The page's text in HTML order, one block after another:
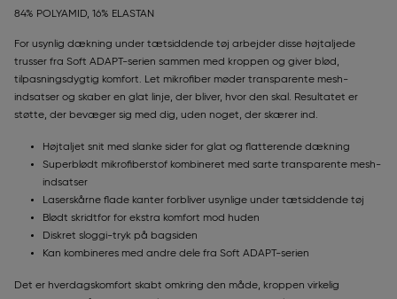
84% POLYAMID, 16% ELASTAN
For usynlig dækning under tætsiddende tøj arbejder disse højtaljede
trusser fra Soft ADAPT-serien sammen med kroppen og giver blød,
tilpasningsdygtig komfort. Let mikrofiber møder transparente mesh-
indsatser og skaber en glat linje, der bliver, hvor den skal. Resultatet er
støtte, der bevæger sig med dig, uden noget, der skærer ind.
Højtaljet snit med slanke sider for glat og flatterende dækning
Superblødt mikrofiberstof kombineret med sarte transparente mesh-
indsatser
Laserskårne flade kanter forbliver usynlige under tætsiddende tøj
Blødt skridtfor for ekstra komfort mod huden
Diskret sloggi-tryk på bagsiden
Kan kombineres med andre dele fra Soft ADAPT-serien
Det er hverdagskomfort skabt omkring den måde, kroppen virkelig